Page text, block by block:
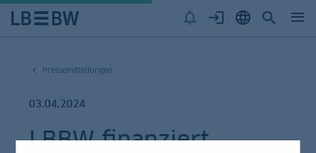
Pressemitteilungen
03.04.2024
LBBW finanziert